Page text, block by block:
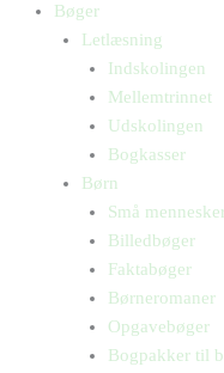
Bøger
Letlæsning
Indskolingen
Mellemtrinnet
Udskolingen
Bogkasser
Børn
Små
Billedbøger
Faktabøger
Børneromaner
Opgavebøger
Bogpakker til